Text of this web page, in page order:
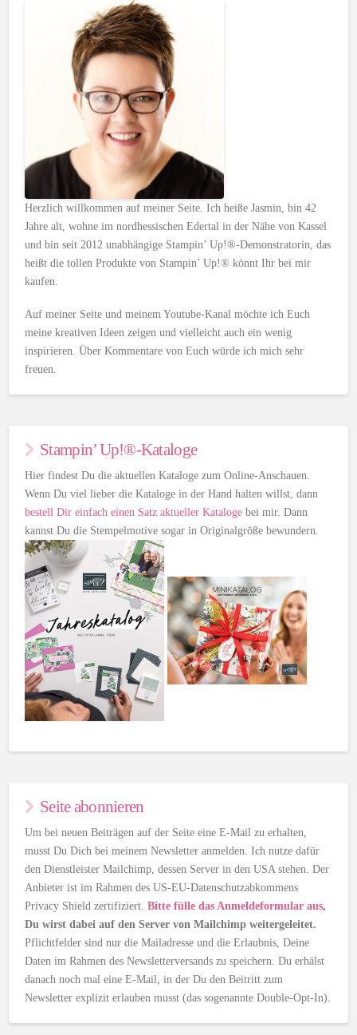
Herzlich willkommen auf meiner Seite. Ich heiße Jasmin, bin 42
Jahre alt, wohne im nordhessischen Edertal in der Nähe von Kassel
und bin seit 2012 unabhängige Stampin’ Up!®-Demonstratorin, das
heißt die tollen Produkte von Stampin’ Up!® könnt Ihr bei mir
kaufen.
Auf meiner Seite und meinem Youtube-Kanal möchte ich Euch
meine kreativen Ideen zeigen und vielleicht auch ein wenig
inspirieren. Über Kommentare von Euch würde ich mich sehr
freuen.
Stampin’ Up!®-Kataloge
Hier findest Du die aktuellen Kataloge zum Online-Anschauen.
Wenn Du viel lieber die Kataloge in der Hand halten willst, dann
bestell Dir einfach einen Satz aktueller Kataloge bei mir. Dann
kannst Du die Stempelmotive sogar in Originalgröße bewundern.
Seite abonnieren
Um bei neuen Beiträgen auf der Seite eine E-Mail zu erhalten,
musst Du Dich bei meinem Newsletter anmelden. Ich nutze dafür
den Dienstleister Mailchimp, dessen Server in den USA stehen. Der
Anbieter ist im Rahmen des US-EU-Datenschutzabkommens
Privacy Shield zertifiziert.Bitte fülle das Anmeldeformular aus,
Du wirst dabei auf den Server von Mailchimp weitergeleitet.
Pflichtfelder sind nur die Mailadresse und die Erlaubnis, Deine
Daten im Rahmen des Newsletterversands zu speichern. Du erhälst
danach noch mal eine E-Mail, in der Du den Beitritt zum
Newsletter explizit erlauben musst (das sogenannte Double-Opt-In).